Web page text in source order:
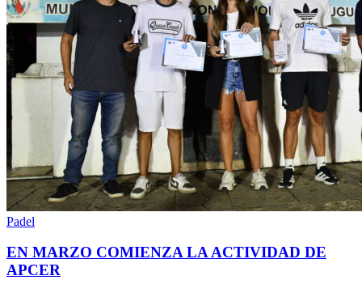
Padel
EN MARZO COMIENZA LA ACTIVIDAD DE
APCER